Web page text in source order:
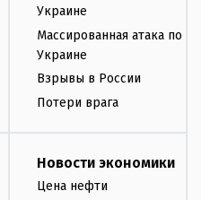
Украине
Массированная атака по
Украине
Взрывы в России
Потери врага
Новости экономики
Цена нефти